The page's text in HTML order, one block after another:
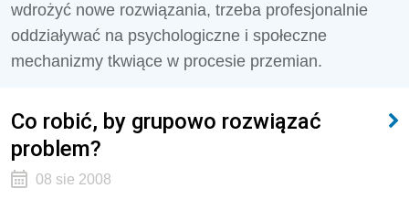
wdrożyć nowe rozwiązania, trzeba profesjonalnie
oddziaływać na psychologiczne i społeczne
mechanizmy tkwiące w procesie przemian.
Co robić, by grupowo rozwiązać
problem?
08 sie 2008